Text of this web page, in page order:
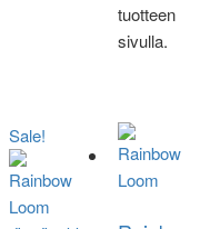
tuotteen
sivulla.
Sale!